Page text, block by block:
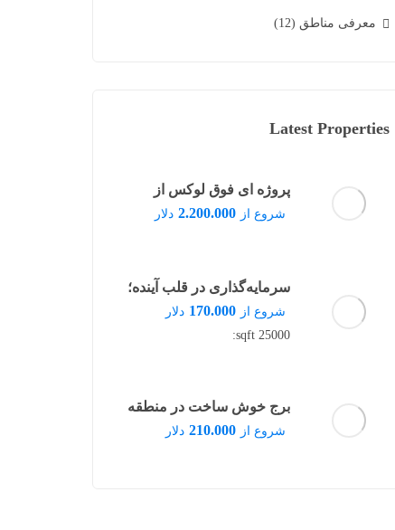
معرفی مناطق (12)
Latest Properties
پروژه ای فوق لوکس از
مرسدس بنز تجسم شکوه و
شروع از 2.200.000 دلار
سرمایه‌گذاری در قلب آینده؛
پروژه‌ای مدرن در منطقه
پندیک استانبول
شروع از 170.000 دلار
25000 sqft:
برج خوش ساخت در منطقه
ماری تایم دبی
شروع از 210.000 دلار